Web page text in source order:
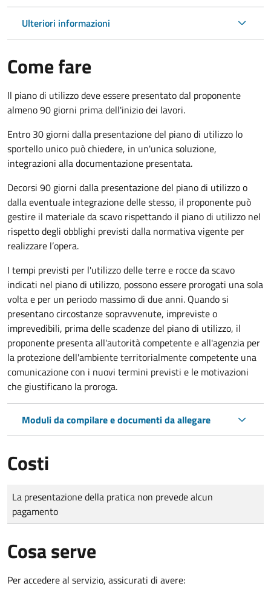
Ulteriori informazioni
Come fare
Il piano di utilizzo deve essere presentato dal proponente
almeno 90 giorni prima dell'inizio dei lavori.
Entro 30 giorni dalla presentazione del piano di utilizzo lo
sportello unico può chiedere, in un'unica soluzione,
integrazioni alla documentazione presentata.
Decorsi 90 giorni dalla presentazione del piano di utilizzo o
dalla eventuale integrazione delle stesso, il proponente può
gestire il materiale da scavo rispettando il piano di utilizzo nel
rispetto degli obblighi previsti dalla normativa vigente per
realizzare l’opera.
I tempi previsti per l'utilizzo delle terre e rocce da scavo
indicati nel piano di utilizzo, possono essere prorogati una sola
volta e per un periodo massimo di due anni. Quando si
presentano circostanze sopravvenute, impreviste o
imprevedibili, prima delle scadenze del piano di utilizzo, il
proponente presenta all'autorità competente e all'agenzia per
la protezione dell'ambiente territorialmente competente una
comunicazione con i nuovi termini previsti e le motivazioni
che giustificano la proroga.
Moduli da compilare e documenti da allegare
Costi
Tipo di pagamento
Importo
La presentazione della pratica non prevede alcun
pagamento
Cosa serve
Per accedere al servizio, assicurati di avere: